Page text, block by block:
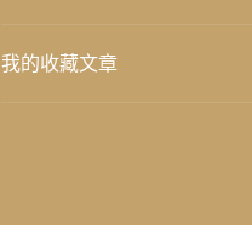
我的收藏文章